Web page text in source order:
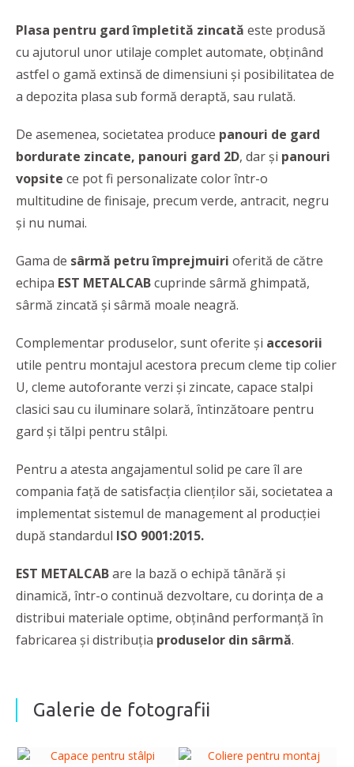
Plasa pentru gard împletită zincată este produsă
cu ajutorul unor utilaje complet automate, obținând
astfel o gamă extinsă de dimensiuni și posibilitatea de
a depozita plasa sub formă deraptă, sau rulată.
De asemenea, societatea produce panouri de gard
bordurate zincate, panouri gard 2D, dar și panouri
vopsite ce pot fi personalizate color într-o
multitudine de finisaje, precum verde, antracit, negru
și nu numai.
Gama de sârmă petru împrejmuiri oferită de către
echipa EST METALCABcuprinde sârmă ghimpată,
sârmă zincată și sârmă moale neagră.
Complementar produselor, sunt oferite și accesorii
utile pentru montajul acestora precum cleme tip colier
U, cleme autoforante verzi și zincate, capace stalpi
clasici sau cu iluminare solară, întinzătoare pentru
gard și tălpi pentru stâlpi.
Pentru a atesta angajamentul solid pe care îl are
compania față de satisfacția clienților săi, societatea a
implementat sistemul de management al producţiei
după standardul ISO 9001:2015.
EST METALCABare la bază o echipă tânără și
dinamică, într-o continuă dezvoltare, cu dorința de a
distribui materiale optime, obținând performanță în
fabricarea și distribuția produselor din sârmă.
Galerie de fotografii